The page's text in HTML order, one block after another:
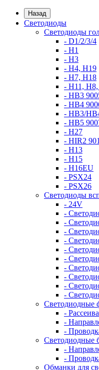
Назад
Светодиоды
Светодиоды
- D1/2/3/4
- H1
- H3
- H4, H19
- H7, H18
- H11,
- HB3
- HB4
- HB3/
- HB5
- H27
- HIR2
- H13
- H15
- H16EU
- PSX24
- PSX26
Светодиоды
- 24V
-
-
-
-
-
-
-
-
-
-
Светодиодные
-
-
-
Светодиодные
-
-
Обманки для